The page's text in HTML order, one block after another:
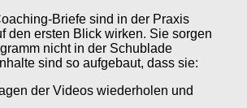
Briefe sind in der Praxis
den ersten Blick wirken. Sie sorgen
nicht in der Schublade
sind so aufgebaut, dass sie:
der Videos wiederholen und